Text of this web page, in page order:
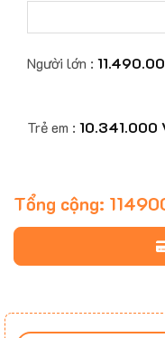
Người lớn :
Trẻ em : 10.341.000
Tổng cộng: